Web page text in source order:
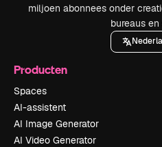
miljoen abonnees onder
bureaus
Producten
Spaces
AI-assistent
AI Image Generator
AI Video Generator